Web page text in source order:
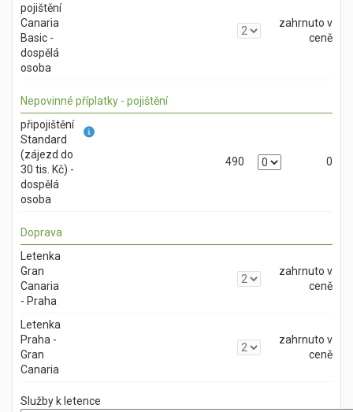
pojištění
Canaria
Basic -
dospělá
osoba
zahrnuto v
ceně
Nepovinné příplatky - pojištění
připojištění
Standard
(zájezd do
30 tis. Kč) -
dospělá
osoba
490 0
Doprava
Letenka
Gran
Canaria
- Praha
zahrnuto v
ceně
Letenka
Praha -
Gran
Canaria
zahrnuto v
ceně
Služby k letence